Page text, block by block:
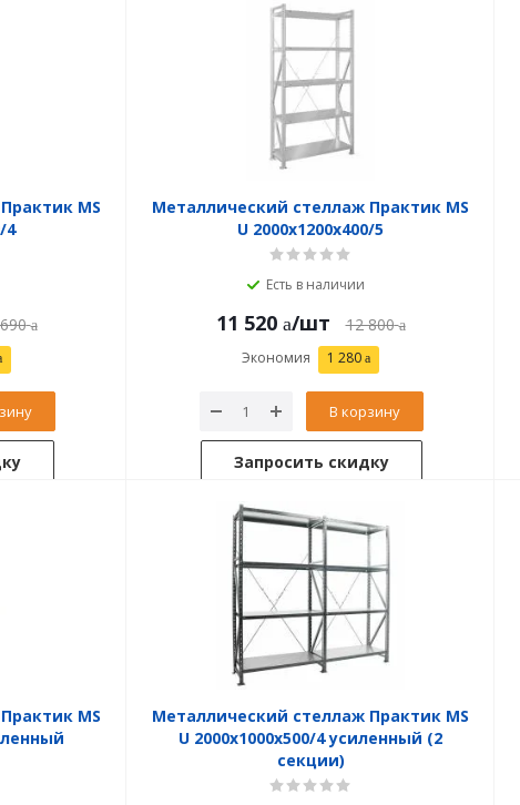
MS
4
Металлический стеллаж Практик MS
U 2000x1200x400/5
Есть в наличии
11 520 /шт 12 800
Экономия 1 280
В корзину
Запросить скидку
MS
Металлический стеллаж Практик MS
U 2000x1000x500/4 усиленный (2
секции)